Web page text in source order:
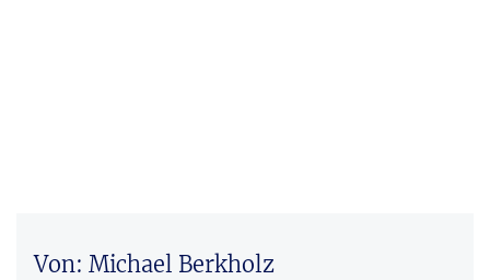
Von: Michael Berkholz